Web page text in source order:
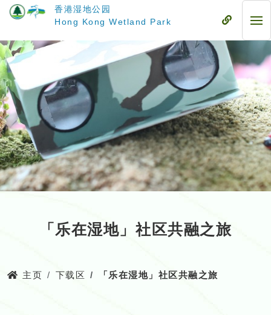
要
内
容
香港湿地公园
Hong Kong Wetland Park
流
式
目
录
流
动
目
录
「乐在湿地」社区共融之旅
主页 下载区 「乐在湿地」社区共融之旅